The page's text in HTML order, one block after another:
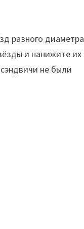
разного диаметра
и нанижите их
не были